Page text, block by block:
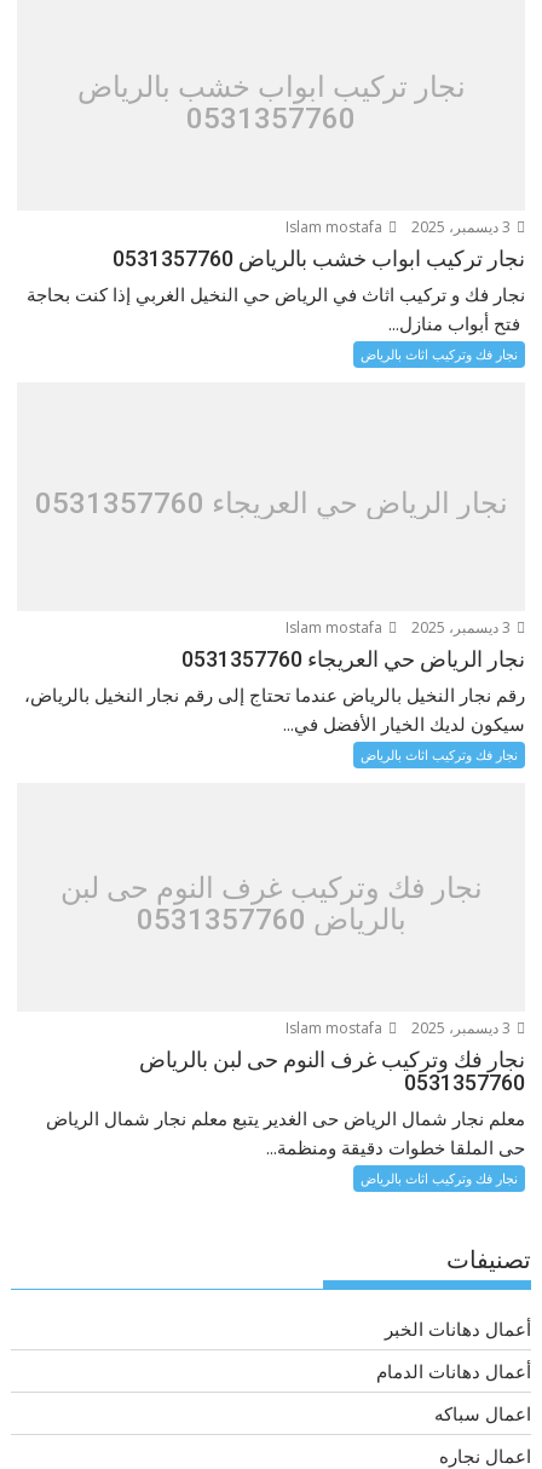
نجار تركيب ابواب خشب بالرياض
0531357760
نجار تركيب ابواب خشب بالرياض 0531357760
نجار فك و تركيب اثاث في الرياض حي النخيل الغربي إذا كنت بحاجة
فتح أبواب منازل...
نجار فك وتركيب اثاث بالرياض
نجار الرياض حي العريجاء 0531357760
نجار الرياض حي العريجاء 0531357760
رقم نجار النخيل بالرياض عندما تحتاج إلى رقم نجار النخيل بالرياض،
سيكون لديك الخيار الأفضل في...
نجار فك وتركيب اثاث بالرياض
نجار فك وتركيب غرف النوم حى لبن
بالرياض 0531357760
نجار فك وتركيب غرف النوم حى لبن بالرياض
0531357760
معلم نجار شمال الرياض حى الغدير يتبع معلم نجار شمال الرياض
حى الملقا خطوات دقيقة ومنظمة...
نجار فك وتركيب اثاث بالرياض
تصنيفات
أعمال دهانات الخبر
أعمال دهانات الدمام
اعمال سباكه
اعمال نجاره